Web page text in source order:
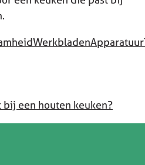
WerkbladenApparatuur
een houten keuken?